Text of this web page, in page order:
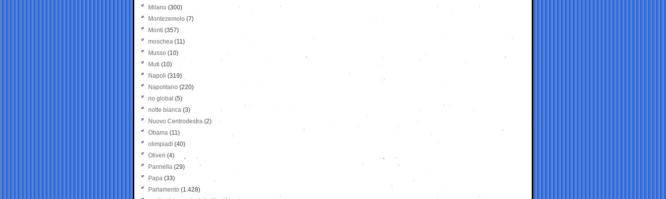
Milano (300)
Montezemolo (7)
Monti (357)
moschea (11)
Musso (10)
Muti (10)
Napoli (319)
Napolitano (220)
no global (5)
notte bianca (3)
Nuovo Centrodestra (2)
Obama (11)
olimpiadi (40)
Oliveri (4)
Pannella (29)
Papa (33)
Parlamento (1.428)